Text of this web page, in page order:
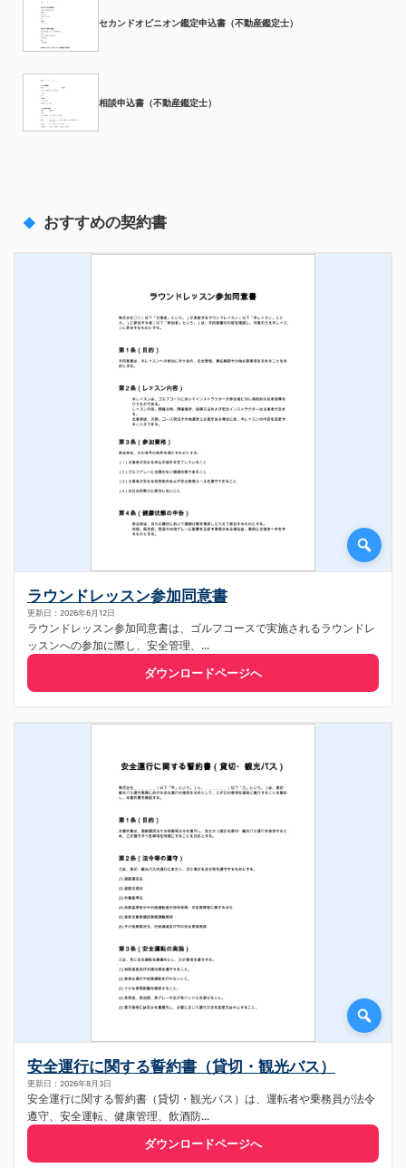
セカンドオピニオン鑑定申込書（不動産鑑定士）
相談申込書（不動産鑑定士）
おすすめの契約書
ラウンドレッスン参加同意書
更新日：2026年6月12日
ラウンドレッスン参加同意書は、ゴルフコースで実施されるラウンドレ
ッスンへの参加に際し、安全管理、...
ダウンロードページへ
安全運行に関する誓約書（貸切・観光バス）
更新日：2026年8月3日
安全運行に関する誓約書（貸切・観光バス）は、運転者や乗務員が法令
遵守、安全運転、健康管理、飲酒防...
ダウンロードページへ